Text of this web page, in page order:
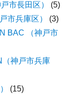
市長田区）
(5)
市兵庫区）
(3)
BAC （神戸市
（神戸市兵庫
(15)